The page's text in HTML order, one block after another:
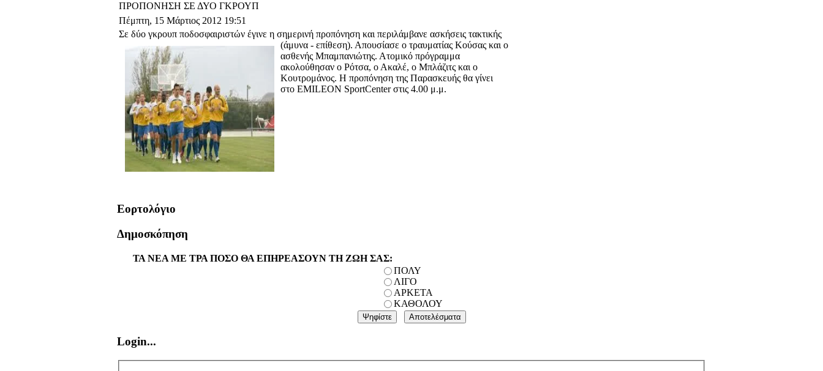
ΠΡΟΠΟΝΗΣΗ ΣΕ ΔΥΟ ΓΚΡΟΥΠ
Πέμπτη, 15 Μάρτιος 2012 19:51
Σε δύο γκρουπ ποδοσφαιριστών έγινε η σημερινή προπόνηση και περιλάμβανε ασκήσεις τακτικής
(άμυνα - επίθεση). Απουσίασε ο τραυματίας Κούσας και ο
ασθενής Μπαμπανιώτης. Ατομικό πρόγραμμα
ακολούθησαν ο Ρότσα, ο Ακαλέ, ο Μπλάζιτς και ο
Κουτρομάνος. Η προπόνηση της Παρασκευής θα γίνει
στο EMILEON SportCenter στις 4.00 μ.μ.
Εορτολόγιο
Δημοσκόπηση
ΤΑ ΝΕΑ ΜΕ ΤΡΑ ΠΟΣΟ ΘΑ ΕΠΗΡΕΑΣΟΥΝ ΤΗ ΖΩΗ ΣΑΣ:
ΠΟΛΥ
ΛΙΓΟ
ΑΡΚΕΤΑ
ΚΑΘΟΛΟΥ
Login...